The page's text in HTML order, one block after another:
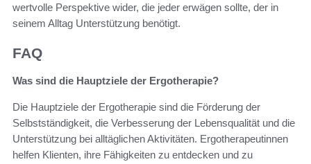
wertvolle Perspektive wider, die jeder erwägen sollte, der in
seinem Alltag Unterstützung benötigt.
FAQ
Was sind die Hauptziele der Ergotherapie?
Die Hauptziele der Ergotherapie sind die Förderung der
Selbstständigkeit, die Verbesserung der Lebensqualität und die
Unterstützung bei alltäglichen Aktivitäten. Ergotherapeutinnen
helfen Klienten, ihre Fähigkeiten zu entdecken und zu